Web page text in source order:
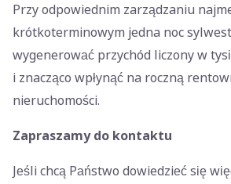
Przy odpowiednim zarządzaniu
krótkoterminowym jedna noc
wygenerować przychód liczony w
i znacząco wpłynąć na roczną
nieruchomości.
Zapraszamy do kontaktu
Jeśli chcą Państwo dowiedzieć się